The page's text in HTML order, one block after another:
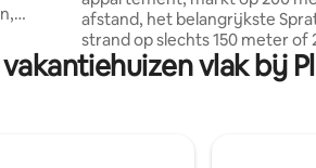
afstand, het belangrijkste
strand op slechts 150 meter of
lopen, op slechts 4 blokken of
lopen naar de zone waar je
appartement gelegen in een
vlak bij